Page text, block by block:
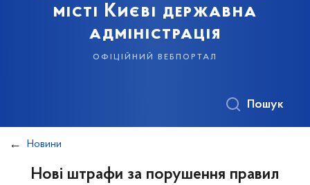
місті Києві державна
адміністрація
офіційний вебпортал
Пошук
Новини
Нові штрафи за порушення правил